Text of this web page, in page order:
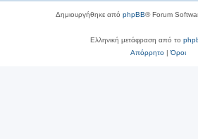
Δημιουργήθηκε από phpBB® Forum
Ελληνική μετάφραση από το
Απόρρητο|Όροι